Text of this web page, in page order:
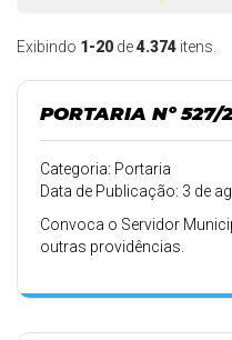
Exibindo 1-20 de4.374 itens.
PORTARIA Nº 527/
Categoria: Portaria
Data de Publicação: 3 de
Convoca o Servidor
outras providências.